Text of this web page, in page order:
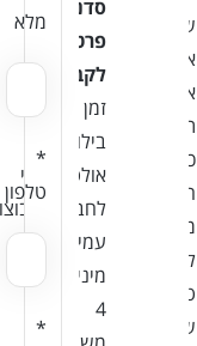
שמנים
אתריים
אותם
תקבלו
כמתנה.
חוברת
מתכונים
למרקחות
טבעיות
שאחלק
סדנה
פרטית
לקבוצה:
זמן
בילוי
אולטימטיבי
לחברות/
עמיתים,
מינימום
4
מלא
*
טלפון
*